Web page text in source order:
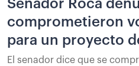
Senador Roca
comprometieron
para un proyecto
El senador dice que se